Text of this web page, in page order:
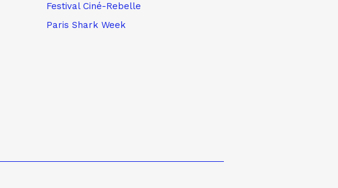
Festival Ciné-Rebelle
Paris Shark Week